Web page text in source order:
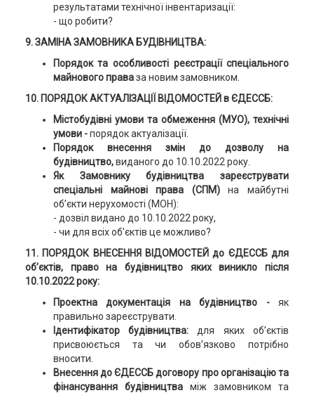
результатами технічної інвентаризації:
- що робити?
9.ЗАМІНА ЗАМОВНИКА БУДІВНИЦТВА:
Порядок та особливості реєстрації спеціального
майнового праваза новим замовником.
10.ПОРЯДОК АКТУАЛІЗАЦІЇ ВІДОМОСТЕЙ в ЄДЕССБ:
Містобудівні умови та обмеження (МУО), технічні
умови -порядок актуалізації.
Порядок внесення змін до дозволу на
будівництво,виданого до 10.10.2022 року.
Як Замовнику будівництва зареєструвати
спеціальні майнові права (СПМ)на майбутні
об’єкти нерухомості (МОН):
- дозвіл видано до 10.10.2022 року,
- чи для всіх об’єктів це можливо?
11.ПОРЯДОК ВНЕСЕННЯ ВІДОМОСТЕЙ до ЄДЕССБдля
об’єктів, право на будівництво яких виникло після
10.10.2022 року:
Проектна документація на будівництво -як
правильно зареєструвати.
Ідентифікатор будівництва: для яких об’єктів
присвоюється та чи обов’язково потрібно
вносити.
Внесення до ЄДЕССБ договору про організацію та
фінансування будівництваміж замовником та